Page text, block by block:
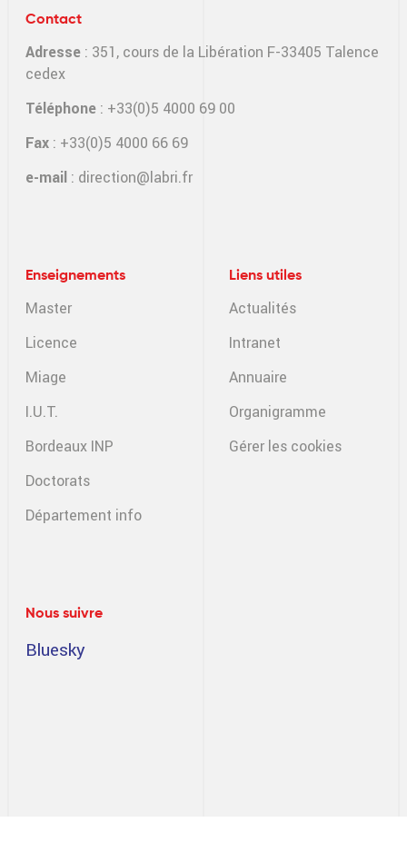
Contact
Adresse : 351, cours de la Libération F-33405 Talence
cedex
Téléphone : +33(0)5 4000 69 00
Fax : +33(0)5 4000 66 69
e-mail : direction@labri.fr
Enseignements
Master
Licence
Miage
I.U.T.
Bordeaux INP
Doctorats
Département info
Liens utiles
Actualités
Intranet
Annuaire
Organigramme
Gérer les cookies
Nous suivre
Bluesky